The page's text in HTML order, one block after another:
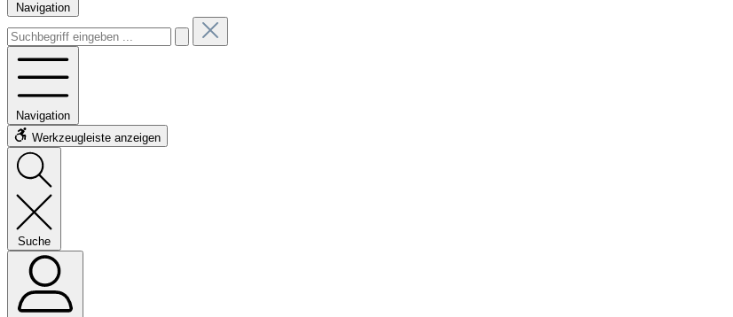
Navigation
Navigation
Werkzeugleiste anzeigen
Suche